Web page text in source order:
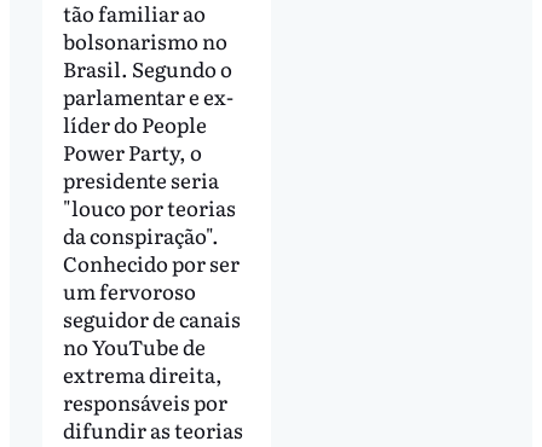
tão familiar ao
bolsonarismo no
Brasil. Segundo o
parlamentar e ex-
líder do People
Power Party, o
presidente seria
"louco por teorias
da conspiração".
Conhecido por ser
um fervoroso
seguidor de canais
no YouTube de
extrema direita,
responsáveis por
difundir as teorias